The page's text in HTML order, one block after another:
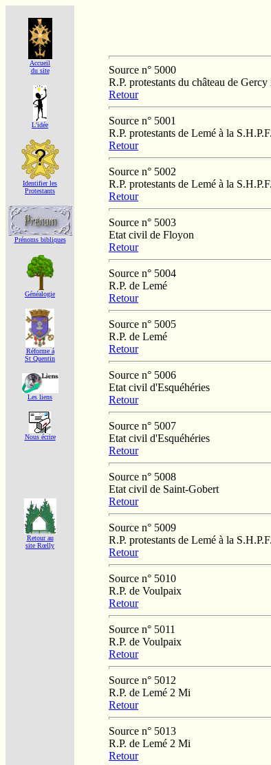
Accueil
du site
L'idée
Identifier les
Protestants
Prénoms bibliques
Généalogie
Réforme á
St Quentin
Les liens
Nous écrire
Retour au
site Rœlly
Source n° 5000
R.P. protestants du château de
Retour
Source n° 5001
R.P. protestants de Lemé à la
Retour
Source n° 5002
R.P. protestants de Lemé à la
Retour
Source n° 5003
Etat civil de Floyon
Retour
Source n° 5004
R.P. de Lemé
Retour
Source n° 5005
R.P. de Lemé
Retour
Source n° 5006
Etat civil d'Esquéhéries
Retour
Source n° 5007
Etat civil d'Esquéhéries
Retour
Source n° 5008
Etat civil de Saint-Gobert
Retour
Source n° 5009
R.P. protestants de Lemé à la
Retour
Source n° 5010
R.P. de Voulpaix
Retour
Source n° 5011
R.P. de Voulpaix
Retour
Source n° 5012
R.P. de Lemé 2 Mi
Retour
Source n° 5013
R.P. de Lemé 2 Mi
Retour